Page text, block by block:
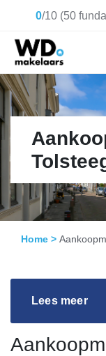
0/10 (50
Home >
Lees meer